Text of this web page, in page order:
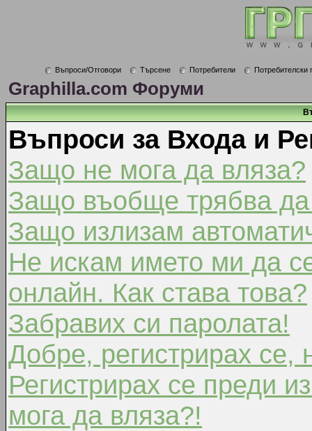
Въпроси/Отговори Търсене Потребители Потребителски
Graphilla.com Форуми
Въпроси за Входа и
Защо не мога да вляза?
Защо въобще трябва да
Защо излизам
Не искам името ми да
онлайн. Как става това?
Забравих си паролата!
Добре, регистрирах се,
Регистрирах се преди
мога да вляза?!